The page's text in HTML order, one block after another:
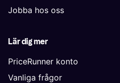
Jobba hos oss
Lär dig mer
PriceRunner konto
Vanliga frågor